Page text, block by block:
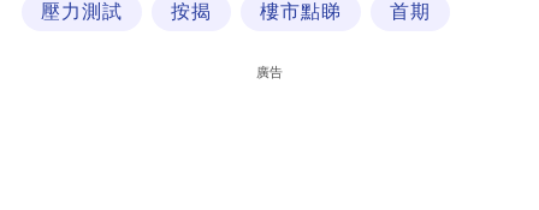
壓力測試 按揭 樓市點睇 首期
廣告